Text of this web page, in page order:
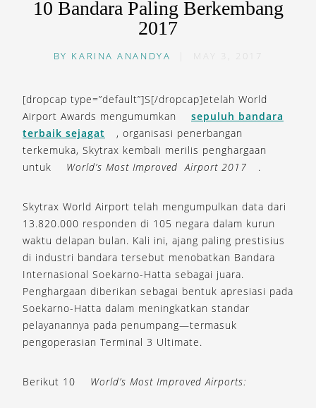
10 Bandara Paling Berkembang
2017
BY KARINA ANANDYA MAY 3, 2017
[dropcap type=”default”]S[/dropcap]etelah World
Airport Awards mengumumkan
sepuluh bandara
terbaik sejagat
, organisasi penerbangan
terkemuka, Skytrax kembali merilis penghargaan
untuk
World’s Most Improved Airport 2017 .
Skytrax World Airport telah mengumpulkan data dari
13.820.000 responden di 105 negara dalam kurun
waktu delapan bulan. Kali ini, ajang paling prestisius
di industri bandara tersebut menobatkan Bandara
Internasional Soekarno-Hatta sebagai juara.
Penghargaan diberikan sebagai bentuk apresiasi pada
Soekarno-Hatta dalam meningkatkan standar
pelayanannya pada penumpang—termasuk
pengoperasian Terminal 3 Ultimate.
Berikut 10 World’s Most Improved Airports: